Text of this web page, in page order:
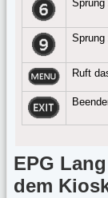
Ruft
EPG
dem